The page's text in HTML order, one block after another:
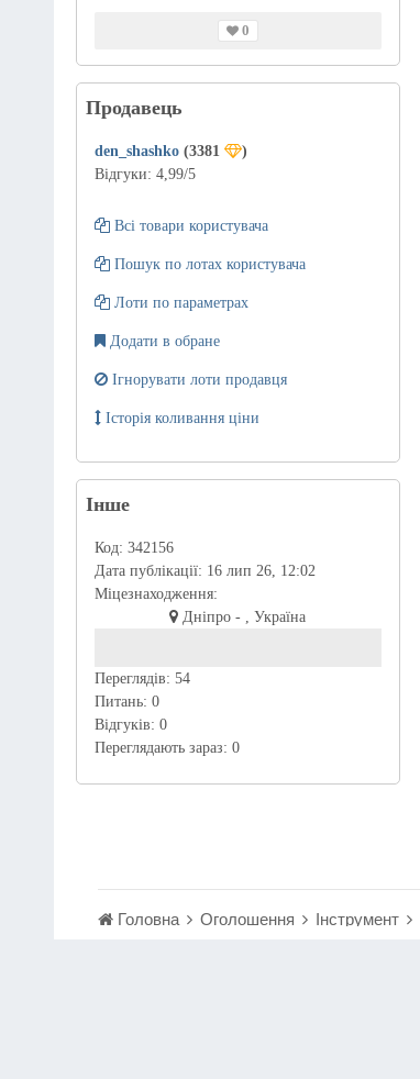
0
Продавець
den_shashko (3381
)
Відгуки: 4,99/5
Всі товари користувача
Пошук по лотах користувача
Лоти по параметрах
Додати в обране
Ігнорувати лоти продавця
Історія коливання ціни
Інше
Код: 342156
Дата публікації: 16 лип 26, 12:02
Міцезнаходження:
Дніпро - , Україна
Переглядів: 54
Питань: 0
Відгуків: 0
Переглядають зараз: 0
Головна Оголошення Інструмент